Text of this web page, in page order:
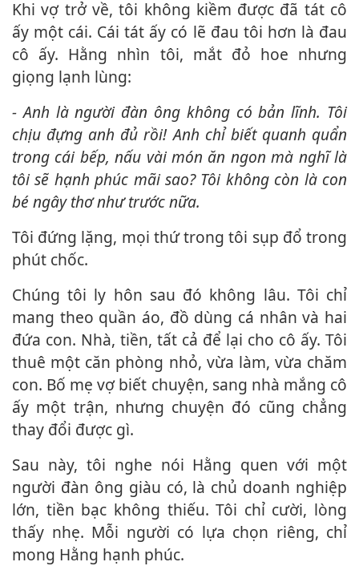
Khi vợ trở về, tôi không kiềm được đã tát cô
ấy một cái. Cái tát ấy có lẽ đau tôi hơn là đau
cô ấy. Hằng nhìn tôi, mắt đỏ hoe nhưng
giọng lạnh lùng:
- Anh là người đàn ông không có bản lĩnh. Tôi
chịu đựng anh đủ rồi! Anh chỉ biết quanh quẩn
trong cái bếp, nấu vài món ăn ngon mà nghĩ là
tôi sẽ hạnh phúc mãi sao? Tôi không còn là con
bé ngây thơ như trước nữa.
Tôi đứng lặng, mọi thứ trong tôi sụp đổ trong
phút chốc.
Chúng tôi ly hôn sau đó không lâu. Tôi chỉ
mang theo quần áo, đồ dùng cá nhân và hai
đứa con. Nhà, tiền, tất cả để lại cho cô ấy. Tôi
thuê một căn phòng nhỏ, vừa làm, vừa chăm
con. Bố mẹ vợ biết chuyện, sang nhà mắng cô
ấy một trận, nhưng chuyện đó cũng chẳng
thay đổi được gì.
Sau này, tôi nghe nói Hằng quen với một
người đàn ông giàu có, là chủ doanh nghiệp
lớn, tiền bạc không thiếu. Tôi chỉ cười, lòng
thấy nhẹ. Mỗi người có lựa chọn riêng, chỉ
mong Hằng hạnh phúc.